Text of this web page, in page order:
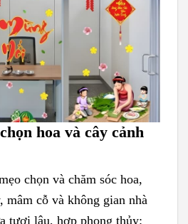
hoa và cây cảnh
chọn và chăm sóc hoa,
mâm cỗ và không gian nhà
tươi lâu, hợp phong thủy: